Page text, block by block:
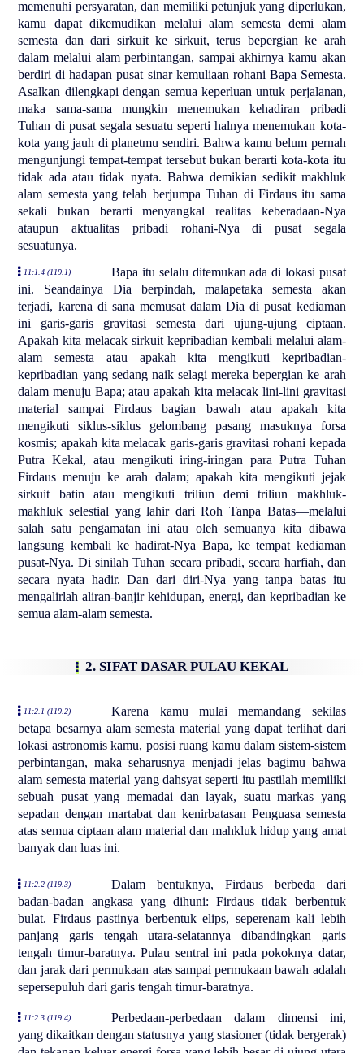
memenuhi persyaratan, dan memiliki petunjuk yang diperlukan,
kamu dapat dikemudikan melalui alam semesta demi alam
semesta dan dari sirkuit ke sirkuit, terus bepergian ke arah
dalam melalui alam perbintangan, sampai akhirnya kamu akan
berdiri di hadapan pusat sinar kemuliaan rohani Bapa Semesta.
Asalkan dilengkapi dengan semua keperluan untuk perjalanan,
maka sama-sama mungkin menemukan kehadiran pribadi
Tuhan di pusat segala sesuatu seperti halnya menemukan kota-
kota yang jauh di planetmu sendiri. Bahwa kamu belum pernah
mengunjungi tempat-tempat tersebut bukan berarti kota-kota itu
tidak ada atau tidak nyata. Bahwa demikian sedikit makhluk
alam semesta yang telah berjumpa Tuhan di Firdaus itu sama
sekali bukan berarti menyangkal realitas keberadaan-Nya
ataupun aktualitas pribadi rohani-Nya di pusat segala
sesuatunya.
11:1.4 (119.1)
Bapa itu selalu ditemukan ada di lokasi pusat
ini. Seandainya Dia berpindah, malapetaka semesta akan
terjadi, karena di sana memusat dalam Dia di pusat kediaman
ini garis-garis gravitasi semesta dari ujung-ujung ciptaan.
Apakah kita melacak sirkuit kepribadian kembali melalui alam-
alam semesta atau apakah kita mengikuti kepribadian-
kepribadian yang sedang naik selagi mereka bepergian ke arah
dalam menuju Bapa; atau apakah kita melacak lini-lini gravitasi
material sampai Firdaus bagian bawah atau apakah kita
mengikuti siklus-siklus gelombang pasang masuknya forsa
kosmis; apakah kita melacak garis-garis gravitasi rohani kepada
Putra Kekal, atau mengikuti iring-iringan para Putra Tuhan
Firdaus menuju ke arah dalam; apakah kita mengikuti jejak
sirkuit batin atau mengikuti triliun demi triliun makhluk-
makhluk selestial yang lahir dari Roh Tanpa Batas—melalui
salah satu pengamatan ini atau oleh semuanya kita dibawa
langsung kembali ke hadirat-Nya Bapa, ke tempat kediaman
pusat-Nya. Di sinilah Tuhan secara pribadi, secara harfiah, dan
secara nyata hadir. Dan dari diri-Nya yang tanpa batas itu
mengalirlah aliran-banjir kehidupan, energi, dan kepribadian ke
semua alam-alam semesta.
2. SIFAT DASAR PULAU KEKAL
11:2.1 (119.2)
Karena kamu mulai memandang sekilas
betapa besarnya alam semesta material yang dapat terlihat dari
lokasi astronomis kamu, posisi ruang kamu dalam sistem-sistem
perbintangan, maka seharusnya menjadi jelas bagimu bahwa
alam semesta material yang dahsyat seperti itu pastilah memiliki
sebuah pusat yang memadai dan layak, suatu markas yang
sepadan dengan martabat dan kenirbatasan Penguasa semesta
atas semua ciptaan alam material dan mahkluk hidup yang amat
banyak dan luas ini.
11:2.2 (119.3)
Dalam bentuknya, Firdaus berbeda dari
badan-badan angkasa yang dihuni: Firdaus tidak berbentuk
bulat. Firdaus pastinya berbentuk elips, seperenam kali lebih
panjang garis tengah utara-selatannya dibandingkan garis
tengah timur-baratnya. Pulau sentral ini pada pokoknya datar,
dan jarak dari permukaan atas sampai permukaan bawah adalah
sepersepuluh dari garis tengah timur-baratnya.
11:2.3 (119.4)
Perbedaan-perbedaan dalam dimensi ini,
yang dikaitkan dengan statusnya yang stasioner (tidak bergerak)